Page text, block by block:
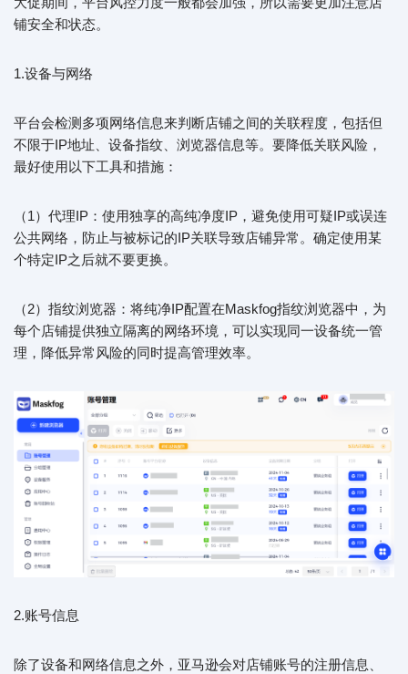
铺安全和状态。
1.设备与网络
平台会检测多项网络信息来判断店铺之间的关联程度，包括但
不限于IP地址、设备指纹、浏览器信息等。要降低关联风险，
最好使用以下工具和措施：
（1）代理IP：使用独享的高纯净度IP，避免使用可疑IP或误连
公共网络，防止与被标记的IP关联导致店铺异常。确定使用某
个特定IP之后就不要更换。
（2）指纹浏览器：将纯净IP配置在Maskfog指纹浏览器中，为
每个店铺提供独立隔离的网络环境，可以实现同一设备统一管
理，降低异常风险的同时提高管理效率。
2.账号信息
除了设备和网络信息之外，亚马逊会对店铺账号的注册信息、